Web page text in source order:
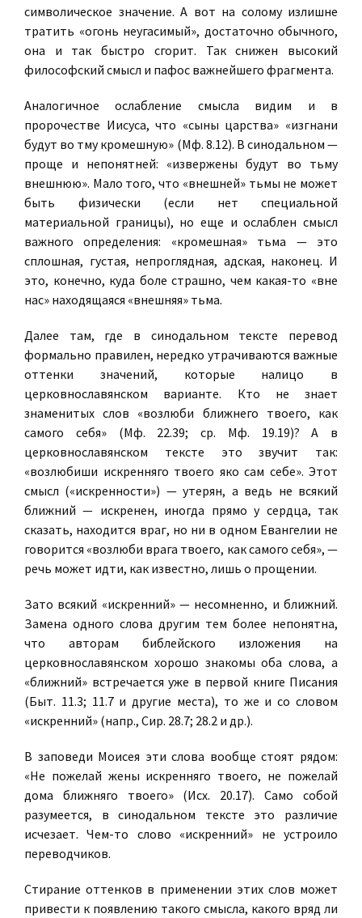
символическое значение. А вот на солому излишне
тратить «огонь неугасимый», достаточно обычного,
она и так быстро сгорит. Так снижен высокий
философский смысл и пафос важнейшего фрагмента.
Аналогичное ослабление смысла видим и в
пророчестве Иисуса, что «сыны царства» «изгнани
будут во тму кромешную» (Мф. 8.12). В синодальном —
проще и непонятней: «извержены будут во тьму
внешнюю». Мало того, что «внешней» тьмы не может
быть физически (если нет специальной
материальной границы), но еще и ослаблен смысл
важного определения: «кромешная» тьма — это
сплошная, густая, непроглядная, адская, наконец. И
это, конечно, куда боле страшно, чем какая-то «вне
нас» находящаяся «внешняя» тьма.
Далее там, где в синодальном тексте перевод
формально правилен, нередко утрачиваются важные
оттенки значений, которые налицо в
церковнославянском варианте. Кто не знает
знаменитых слов «возлюби ближнего твоего, как
самого себя» (Мф. 22.39; ср. Мф. 19.19)? А в
церковнославянском тексте это звучит так:
«возлюбиши искренняго твоего яко сам себе». Этот
смысл («искренности») — утерян, а ведь не всякий
ближний — искренен, иногда прямо у сердца, так
сказать, находится враг, но ни в одном Евангелии не
говорится «возлюби врага твоего, как самого себя», —
речь может идти, как известно, лишь о прощении.
Зато всякий «искренний» — несомненно, и ближний.
Замена одного слова другим тем более непонятна,
что авторам библейского изложения на
церковнославянском хорошо знакомы оба слова, а
«ближний» встречается уже в первой книге Писания
(Быт. 11.3; 11.7 и другие места), то же и со словом
«искренний» (напр., Сир. 28.7; 28.2 и др.).
В заповеди Моисея эти слова вообще стоят рядом:
«Не пожелай жены искренняго твоего, не пожелай
дома ближняго твоего» (Исх. 20.17). Само собой
разумеется, в синодальном тексте это различие
исчезает. Чем-то слово «искренний» не устроило
переводчиков.
Стирание оттенков в применении этих слов может
привести к появлению такого смысла, какого вряд ли